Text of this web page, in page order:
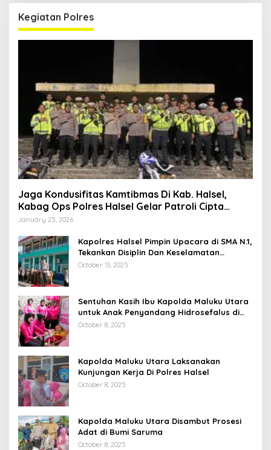
Kegiatan Polres
Jaga Kondusifitas Kamtibmas Di Kab. Halsel,
Kabag Ops Polres Halsel Gelar Patroli Cipta
Kondisi
January 25, 2026
Kapolres Halsel Pimpin Upacara di SMA N.1,
Tekankan Disiplin Dan Keselamatan
Berkendara
October 13, 2025
Sentuhan Kasih Ibu Kapolda Maluku Utara
untuk Anak Penyandang Hidrosefalus di
Desa Babang
October 8, 2025
Kapolda Maluku Utara Laksanakan
Kunjungan Kerja Di Polres Halsel
October 8, 2025
Kapolda Maluku Utara Disambut Prosesi
Adat di Bumi Saruma
October 8, 2025